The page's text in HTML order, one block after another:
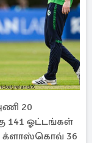
20
141 ஓட்டங்கள்
க்ளாஸ்கொவ் 36